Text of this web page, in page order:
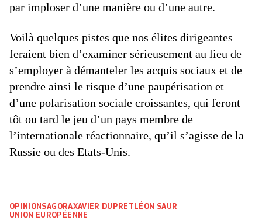
par imploser d’une manière ou d’une autre.
Voilà quelques pistes que nos élites dirigeantes
feraient bien d’examiner sérieusement au lieu de
s’employer à démanteler les acquis sociaux et de
prendre ainsi le risque d’une paupérisation et
d’une polarisation sociale croissantes, qui feront
tôt ou tard le jeu d’un pays membre de
l’internationale réactionnaire, qu’il s’agisse de la
Russie ou des Etats-Unis.
OPINIONSAGORAXAVIER DUPRET LÉON SAUR
UNION EUROPÉENNE